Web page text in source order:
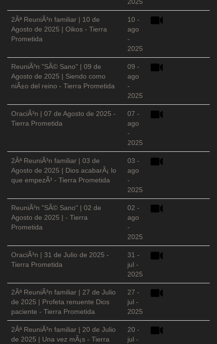
2Âª ReuniÃ³n familiar | 10 de
Agosto de 2025 | Oikos - Tierra
Prometida
10 -
ago
-
2025
ReuniÃ³n "SÃ© Sano" | 09 de
Agosto de 2025 | Siendo como
niÃ±o del reino - Tierra Prometida
09 -
ago
-
2025
OraciÃ³n | 07 de Agosto de 2025 -
Tierra Prometida
07 -
ago
-
2025
2Âª ReuniÃ³n familiar | 03 de
Agosto de 2025 | Dios acabarÃ¡ lo
que empezÃ³ - Tierra Prometida
03 -
ago
-
2025
ReuniÃ³n "SÃ© Sano" | 02 de
Agosto de 2025 | - Tierra
Prometida
02 -
ago
-
2025
OraciÃ³n | 31 de Julio de 2025 -
Tierra Prometida
31 -
jul -
2025
2Âª ReuniÃ³n familiar | 27 de Julio
de 2025 | Profeta renuente Dios
paciente - Tierra Prometida
27 -
jul -
2025
2Âª ReuniÃ³n familiar | 20 de Julio
de 2025 | Una vez mÃ¡s - Tierra
20 -
jul -